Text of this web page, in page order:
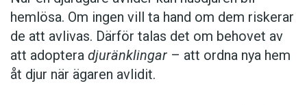
hemlösa. Om ingen vill ta hand om dem riskerar
de att avlivas. Därför talas det om behovet av
att adoptera djuränklingar – att ordna nya hem
åt djur när ägaren avlidit.